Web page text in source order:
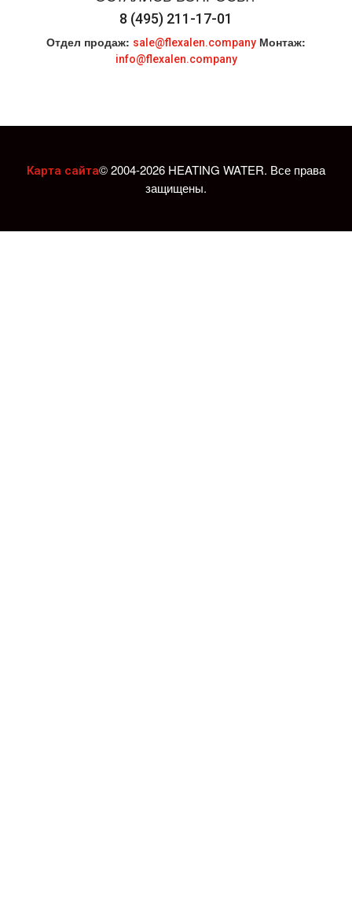
8 (495) 211-17-01
Отдел продаж: sale@flexalen.company Монтаж:
info@flexalen.company
Карта сайта© 2004-2026 HEATING WATER. Все права
защищены.